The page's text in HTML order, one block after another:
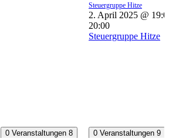
Steuergruppe Hitze
2. April 2025 @
20:00
Steuergruppe Hitze
0 Veranstaltungen 8 0 Veranstaltungen 9